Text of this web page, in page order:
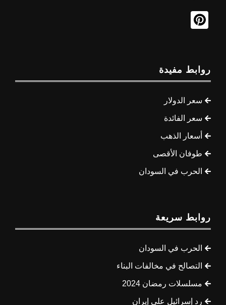
روابط مفيدة
سعر الدولار
سعر الفائدة
أسعار الذهب
طوفان الأقصى
الحرب في السودان
روابط سريعة
الحرب في السودان
التصالح في مخالفات البناء
مسلسلات رمضان 2024
رد إسرائيل على إيران